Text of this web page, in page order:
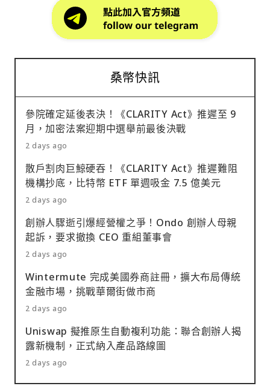
桑幣快訊
參院確定延後表決！《CLARITY Act》推遲至 9
月，加密法案迎期中選舉前最後決戰
2 days ago
散戶割肉巨鯨硬吞！《CLARITY Act》推遲難阻
機構抄底，比特幣 ETF 單週吸金 7.5 億美元
2 days ago
創辦人驟逝引爆經營權之爭！Ondo 創辦人母親
起訴，要求撤換 CEO 重組董事會
2 days ago
Wintermute 完成美國券商註冊，擴大布局傳統
金融市場，挑戰華爾街做市商
2 days ago
Uniswap 擬推原生自動複利功能：聯合創辦人揭
露新機制，正式納入產品路線圖
2 days ago